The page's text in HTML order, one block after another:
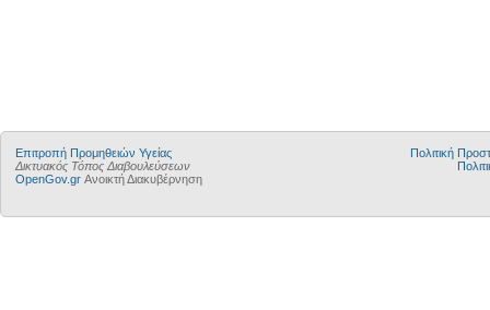
Επιτροπή Προμηθειών Υγείας
Δικτυακός Τόπος Διαβουλεύσεων
OpenGov.gr Ανοικτή Διακυβέρνηση
Πολιτική